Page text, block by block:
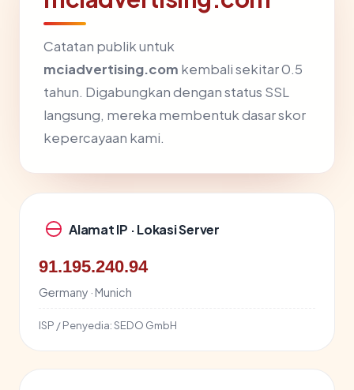
Catatan publik untuk
mciadvertising.com kembali sekitar 0.5
tahun. Digabungkan dengan status SSL
langsung, mereka membentuk dasar skor
kepercayaan kami.
Alamat IP · Lokasi Server
91.195.240.94
Germany · Munich
ISP / Penyedia:SEDO GmbH